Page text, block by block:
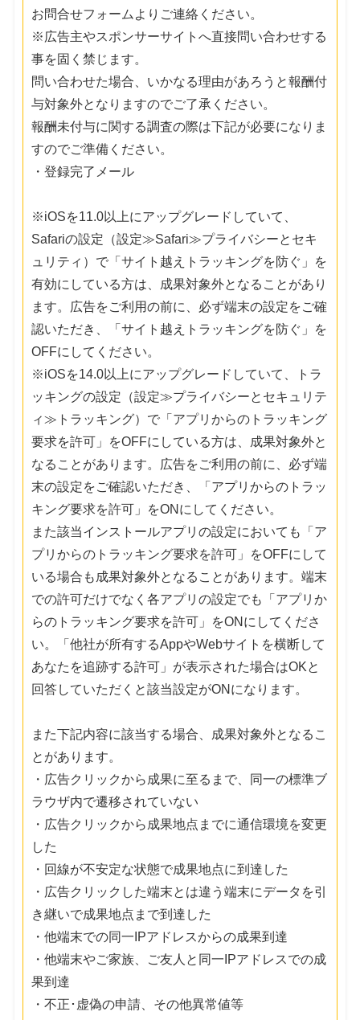
お問合せフォームよりご連絡ください。
※広告主やスポンサーサイトへ直接問い合わせする
事を固く禁じます。
問い合わせた場合、いかなる理由があろうと報酬付
与対象外となりますのでご了承ください。
報酬未付与に関する調査の際は下記が必要になりま
すのでご準備ください。
・登録完了メール
※iOSを11.0以上にアップグレードしていて、
Safariの設定（設定≫Safari≫プライバシーとセキ
ュリティ）で「サイト越えトラッキングを防ぐ」を
有効にしている方は、成果対象外となることがあり
ます。広告をご利用の前に、必ず端末の設定をご確
認いただき、「サイト越えトラッキングを防ぐ」を
OFFにしてください。
※iOSを14.0以上にアップグレードしていて、トラ
ッキングの設定（設定≫プライバシーとセキュリテ
ィ≫トラッキング）で「アプリからのトラッキング
要求を許可」をOFFにしている方は、成果対象外と
なることがあります。広告をご利用の前に、必ず端
末の設定をご確認いただき、「アプリからのトラッ
キング要求を許可」をONにしてください。
また該当インストールアプリの設定においても「ア
プリからのトラッキング要求を許可」をOFFにして
いる場合も成果対象外となることがあります。端末
での許可だけでなく各アプリの設定でも「アプリか
らのトラッキング要求を許可」をONにしてくださ
い。「他社が所有するAppやWebサイトを横断して
あなたを追跡する許可」が表示された場合はOKと
回答していただくと該当設定がONになります。
また下記内容に該当する場合、成果対象外となるこ
とがあります。
・広告クリックから成果に至るまで、同一の標準ブ
ラウザ内で遷移されていない
・広告クリックから成果地点までに通信環境を変更
した
・回線が不安定な状態で成果地点に到達した
・広告クリックした端末とは違う端末にデータを引
き継いで成果地点まで到達した
・他端末での同一IPアドレスからの成果到達
・他端末やご家族、ご友人と同一IPアドレスでの成
果到達
・不正･虚偽の申請、その他異常値等